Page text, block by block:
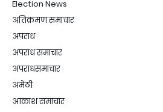
Election News
अतिक्रमण समाचार
अपराध
अपराध समाचार
अपराधसमाचार
अमेठी
आकाश समाचार